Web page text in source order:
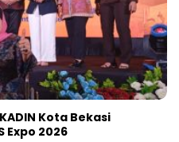
Kota Bekasi
Expo 2026